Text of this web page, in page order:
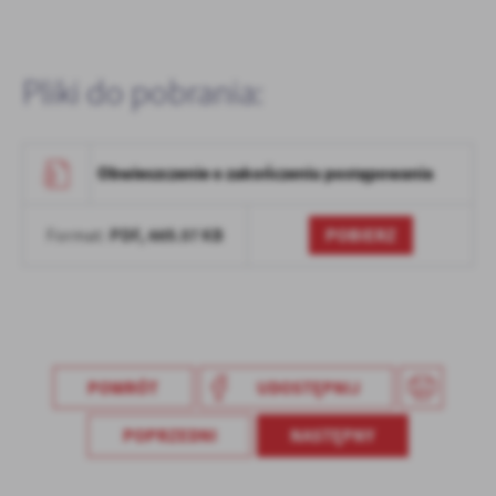
Pliki do pobrania:
Obwieszczenie o zakończeniu postępowania
Format: PDF, 669.57 KB POBIERZ
POWRÓT UDOSTĘPNIJ
POPRZEDNI NASTĘPNY